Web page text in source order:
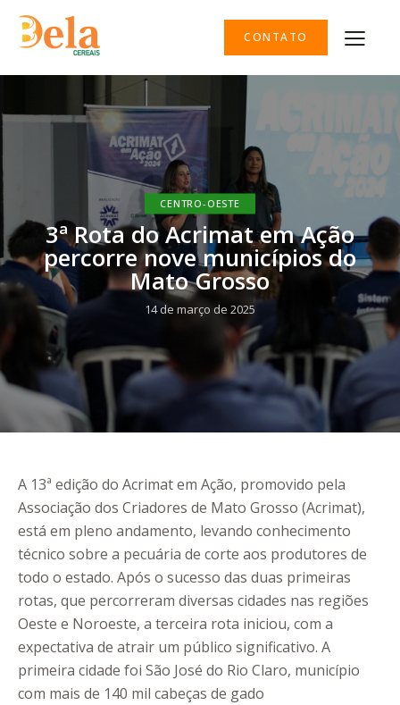
CONTATO
CENTRO-OESTE
3ª Rota do Acrimat em Ação
percorre nove municípios do
Mato Grosso
14 de março de 2025
A 13ª edição do Acrimat em Ação, promovido pela
Associação dos Criadores de Mato Grosso (Acrimat),
está em pleno andamento, levando conhecimento
técnico sobre a pecuária de corte aos produtores de
todo o estado. Após o sucesso das duas primeiras
rotas, que percorreram diversas cidades nas regiões
Oeste e Noroeste, a terceira rota iniciou, com a
expectativa de atrair um público significativo. A
primeira cidade foi São José do Rio Claro, município
com mais de 140 mil cabeças de gado